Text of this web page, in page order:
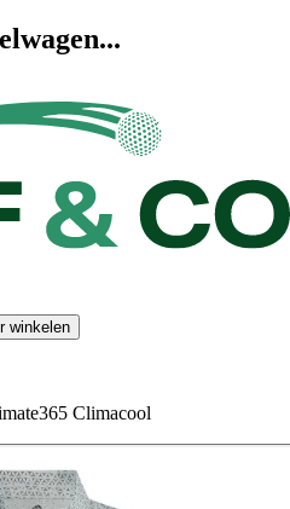
winkelen
Climacool